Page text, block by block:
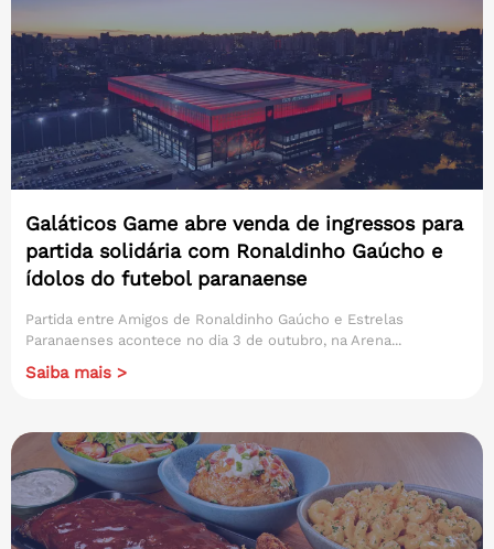
Galáticos Game abre venda de ingressos para
partida solidária com Ronaldinho Gaúcho e
ídolos do futebol paranaense
Partida entre Amigos de Ronaldinho Gaúcho e Estrelas
Paranaenses acontece no dia 3 de outubro, na Arena...
Saiba mais >